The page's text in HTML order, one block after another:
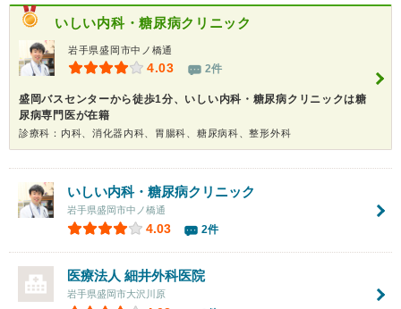
いしい内科・糖尿病クリニック
岩手県盛岡市中ノ橋通
4.03 2件
盛岡バスセンターから徒歩1分、いしい内科・糖尿病クリニックは糖
尿病専門医が在籍
診療科：内科、消化器内科、胃腸科、糖尿病科、整形外科
いしい内科・糖尿病クリニック
岩手県盛岡市中ノ橋通
4.03 2件
医療法人 細井外科医院
岩手県盛岡市大沢川原